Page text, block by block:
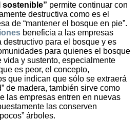
sostenible” permite continuar con
destructiva como es el
de “mantener el bosque en pie”.
beneficia a las empresas
destructivo para el bosque y es
para quienes el bosque
vida y sustento, especialmente
es peor, el concepto,
que indican que sólo se extraerá
de madera, también sirve como
las empresas entren en nuevas
las conserven
árboles.